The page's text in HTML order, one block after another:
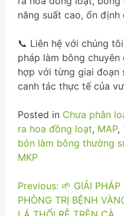
năng suất cao, ổn định
📞 Liên hệ với chúng
pháp làm bông
hợp với từng giai đoạn
canh tác thực tế của
Posted in Chưa phân
ra hoa đồng loạt, MAP,
bón làm bông thường
MKP
Điều
hướng
Previous: 🌱 GIẢI PHÁP
PHÒNG TRỊ BỆNH